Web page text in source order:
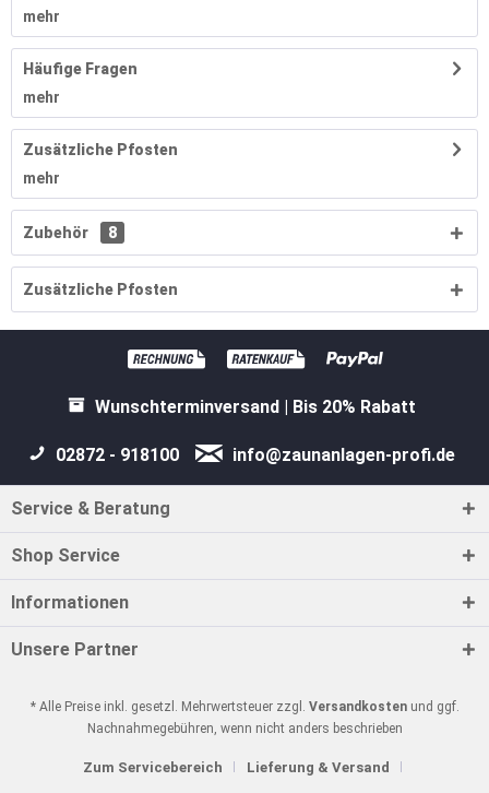
mehr
Häufige Fragen
mehr
Zusätzliche Pfosten
mehr
Zubehör 8
Zusätzliche Pfosten
Wunschterminversand | Bis 20% Rabatt
02872 - 918100 info@zaunanlagen-profi.de
Service & Beratung
Shop Service
Informationen
Unsere Partner
* Alle Preise inkl. gesetzl. Mehrwertsteuer zzgl. Versandkostenund ggf.
Nachnahmegebühren, wenn nicht anders beschrieben
Zum Servicebereich Lieferung & Versand